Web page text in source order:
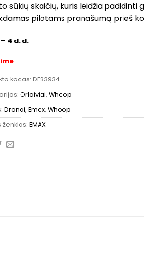
sūkių skaičių, kuris leidžia padidinti
pilotams pranašumą prieš
4 d. d.
kodas: DE83934
Orlaiviai, Whoop
Dronai, Emax, Whoop
ženklas: EMAX